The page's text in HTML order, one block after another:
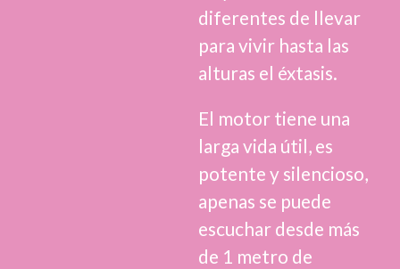
diferentes de llevar
para vivir hasta las
alturas el éxtasis.
El motor tiene una
larga vida útil, es
potente y silencioso,
apenas se puede
escuchar desde más
de 1 metro de